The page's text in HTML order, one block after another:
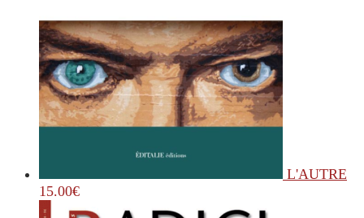
L'AUTRE
15.00€